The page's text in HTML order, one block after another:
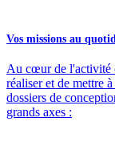
Vos missions au
Au cœur de l'activité
réaliser et de mettre
dossiers de
grands axes :